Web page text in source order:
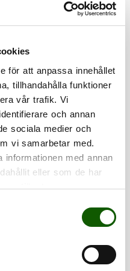
för att anpassa innehållet
tillhandahålla funktioner
vår trafik. Vi
och annan
sociala medier och
vi samarbetar med.
med annan
eller som de har
tjänster.
HIGH
sportsulor med
optimalt stöd och
för foten. Passar bl a
Pris:499 kr
499 kr